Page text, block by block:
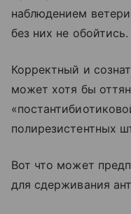
наблюдением
без них не обойтись.
Корректный и
может хотя бы
полирезистентных
Вот что может
для сдерживания